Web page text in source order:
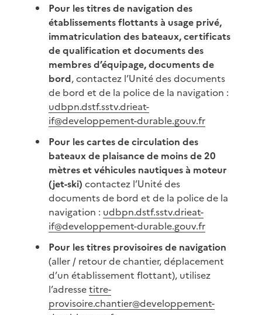
Pour les titres de navigation des
établissements flottants à usage privé,
immatriculation des bateaux, certificats
de qualification et documents des
membres d’équipage, documents de
bord, contactez l’Unité des documents
de bord et de la police de la navigation :
udbpn.dstf.sstv.drieat-
if@developpement-durable.gouv.fr
Pour les cartes de circulation des
bateaux de plaisance de moins de 20
mètres et véhicules nautiques à moteur
(jet-ski) contactez l’Unité des
documents de bord et de la police de la
navigation : udbpn.dstf.sstv.drieat-
if@developpement-durable.gouv.fr
Pour les titres provisoires de navigation
(aller / retour de chantier, déplacement
d’un établissement flottant), utilisez
l’adressetitre-
provisoire.chantier@developpement-